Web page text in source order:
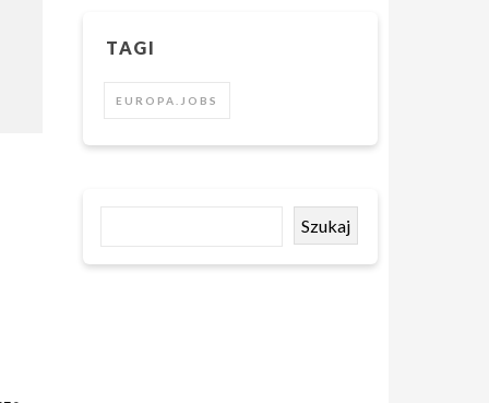
TAGI
EUROPA.JOBS
Szukaj